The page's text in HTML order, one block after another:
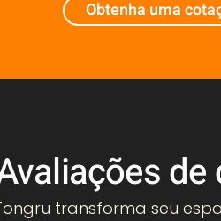
Obtenha uma
de
transforma seu